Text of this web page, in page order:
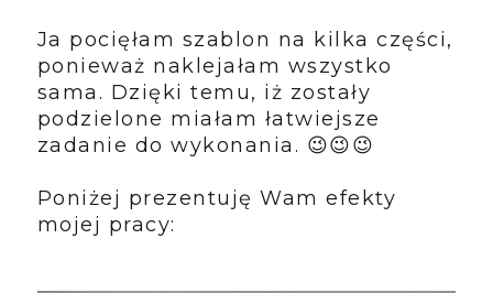
Ja pocięłam szablon na kilka części,
ponieważ naklejałam wszystko
sama. Dzięki temu, iż zostały
podzielone miałam łatwiejsze
zadanie do wykonania. 😉😉😉
Poniżej prezentuję Wam efekty
mojej pracy: